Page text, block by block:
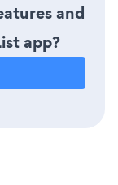
and
app?